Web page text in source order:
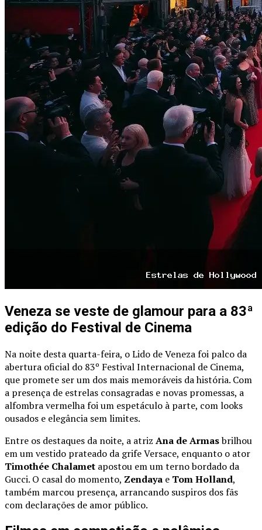
Veneza se veste de glamour para a 83ª
edição do Festival de Cinema
Na noite desta quarta-feira, o Lido de Veneza foi palco da
abertura oficial do 83º Festival Internacional de Cinema,
que promete ser um dos mais memoráveis da história. Com
a presença de estrelas consagradas e novas promessas, a
alfombra vermelha foi um espetáculo à parte, com looks
ousados e elegância sem limites.
Entre os destaques da noite, a atriz Ana de Armasbrilhou
em um vestido prateado da grife Versace, enquanto o ator
Timothée Chalamet apostou em um terno bordado da
Gucci. O casal do momento, Zendaya e Tom Holland,
também marcou presença, arrancando suspiros dos fãs
com declarações de amor público.